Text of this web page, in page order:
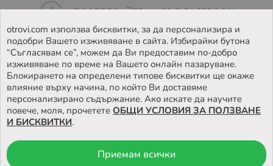
ПОСЛЕДВАЙТЕ НИ ВЪВFACEBOOK
НАМЕРЕТЕ НАШИЯТ МАГАЗИН
otrovi.com използва бисквитки, за да персонализира и
подобри Вашето изживяване в сайта. Избирайки бутона
“Съгласявам се”, можем да Ви предоставим по-добро
изживяване по време на Вашето онлайн пазаруване.
Блокирането на определени типове бисквитки ще окаже
влияние върху начина, по който Ви доставяме
персонализирано съдържание. Ако искате да научите
повече, моля, прочетете ОБЩИ УСЛОВИЯ ЗА ПОЛЗВАНЕ
И БИСКВИТКИ.
Приемам всички